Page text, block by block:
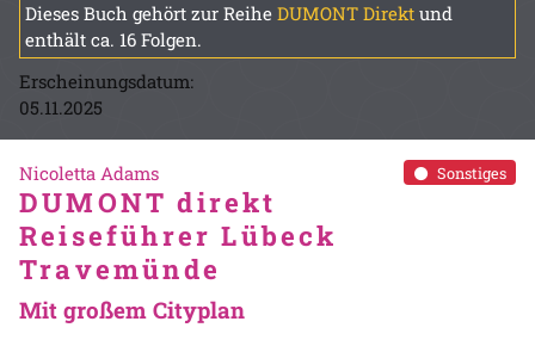
Dieses Buch gehört zur Reihe DUMONT Direkt und
enthält ca. 16 Folgen.
Erscheinungsdatum:
05.11.2025
Sonstiges
Nicoletta Adams
DUMONT direkt
Reiseführer Lübeck
Travemünde
Mit großem Cityplan